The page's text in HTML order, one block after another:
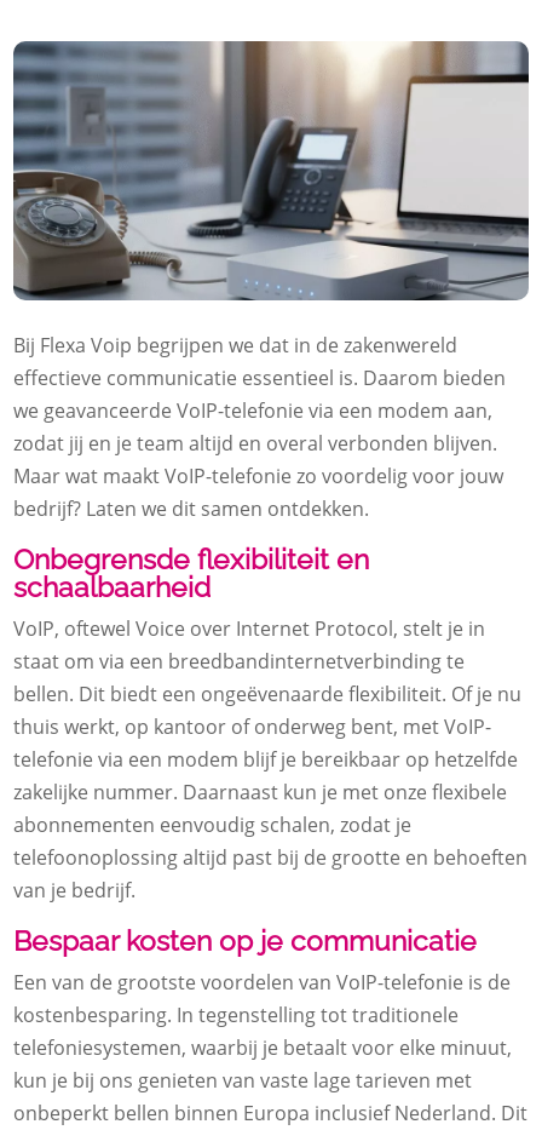
Bij Flexa Voip begrijpen we dat in de zakenwereld
effectieve communicatie essentieel is. Daarom bieden
we geavanceerde VoIP-telefonie via een modem aan,
zodat jij en je team altijd en overal verbonden blijven.
Maar wat maakt VoIP-telefonie zo voordelig voor jouw
bedrijf? Laten we dit samen ontdekken.
Onbegrensde flexibiliteit en
schaalbaarheid
VoIP, oftewel Voice over Internet Protocol, stelt je in
staat om via een breedbandinternetverbinding te
bellen. Dit biedt een ongeëvenaarde flexibiliteit. Of je nu
thuis werkt, op kantoor of onderweg bent, met VoIP-
telefonie via een modem blijf je bereikbaar op hetzelfde
zakelijke nummer. Daarnaast kun je met onze flexibele
abonnementen eenvoudig schalen, zodat je
telefoonoplossing altijd past bij de grootte en behoeften
van je bedrijf.
Bespaar kosten op je communicatie
Een van de grootste voordelen van VoIP-telefonie is de
kostenbesparing. In tegenstelling tot traditionele
telefoniesystemen, waarbij je betaalt voor elke minuut,
kun je bij ons genieten van vaste lage tarieven met
onbeperkt bellen binnen Europa inclusief Nederland. Dit